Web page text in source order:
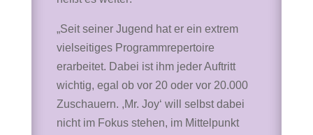
„Seit seiner Jugend hat er ein extrem
vielseitiges Programmrepertoire
erarbeitet. Dabei ist ihm jeder Auftritt
wichtig, egal ob vor 20 oder vor 20.000
Zuschauern. ,Mr. Joy‘ will selbst dabei
nicht im Fokus stehen, im Mittelpunkt